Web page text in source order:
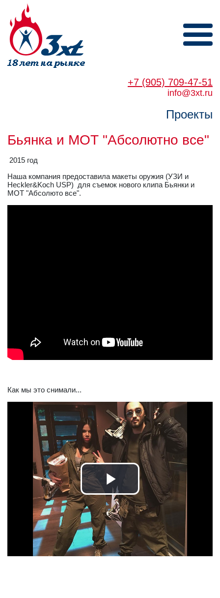
+7 (905) 709-47-51
info@3xt.ru
Проекты
Бьянка и МОТ "Абсолютно все"
2015 год
Наша компания предоставила макеты оружия (УЗИ и
Heckler&Koch USP) для съемок нового клипа Бьянки и
МОТ "Абсолюто все".
Как мы это снимали...
Play
Video